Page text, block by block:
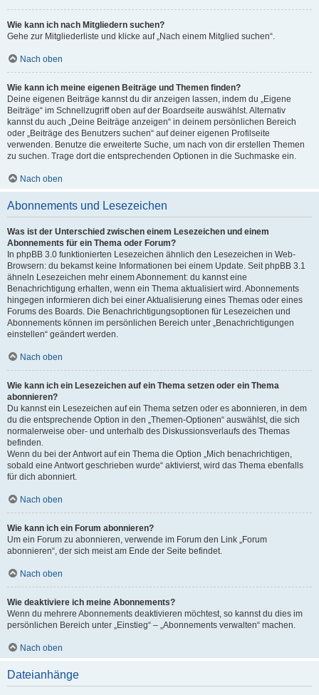
Wie kann ich nach Mitgliedern suchen?
Gehe zur Mitgliederliste und klicke auf „Nach einem Mitglied suchen“.
Nach oben
Wie kann ich meine eigenen Beiträge und Themen finden?
Deine eigenen Beiträge kannst du dir anzeigen lassen, indem du „Eigene
Beiträge“ im Schnellzugriff oben auf der Boardseite auswählst. Alternativ
kannst du auch „Deine Beiträge anzeigen“ in deinem persönlichen Bereich
oder „Beiträge des Benutzers suchen“ auf deiner eigenen Profilseite
verwenden. Benutze die erweiterte Suche, um nach von dir erstellen Themen
zu suchen. Trage dort die entsprechenden Optionen in die Suchmaske ein.
Nach oben
Abonnements und Lesezeichen
Was ist der Unterschied zwischen einem Lesezeichen und einem
Abonnements für ein Thema oder Forum?
In phpBB 3.0 funktionierten Lesezeichen ähnlich den Lesezeichen in Web-
Browsern: du bekamst keine Informationen bei einem Update. Seit phpBB 3.1
ähneln Lesezeichen mehr einem Abonnement: du kannst eine
Benachrichtigung erhalten, wenn ein Thema aktualisiert wird. Abonnements
hingegen informieren dich bei einer Aktualisierung eines Themas oder eines
Forums des Boards. Die Benachrichtigungsoptionen für Lesezeichen und
Abonnements können im persönlichen Bereich unter „Benachrichtigungen
einstellen“ geändert werden.
Nach oben
Wie kann ich ein Lesezeichen auf ein Thema setzen oder ein Thema
abonnieren?
Du kannst ein Lesezeichen auf ein Thema setzen oder es abonnieren, in dem
du die entsprechende Option in den „Themen-Optionen“ auswählst, die sich
normalerweise ober- und unterhalb des Diskussionsverlaufs des Themas
befinden.
Wenn du bei der Antwort auf ein Thema die Option „Mich benachrichtigen,
sobald eine Antwort geschrieben wurde“ aktivierst, wird das Thema ebenfalls
für dich abonniert.
Nach oben
Wie kann ich ein Forum abonnieren?
Um ein Forum zu abonnieren, verwende im Forum den Link „Forum
abonnieren“, der sich meist am Ende der Seite befindet.
Nach oben
Wie deaktiviere ich meine Abonnements?
Wenn du mehrere Abonnements deaktivieren möchtest, so kannst du dies im
persönlichen Bereich unter „Einstieg“ – „Abonnements verwalten“ machen.
Nach oben
Dateianhänge